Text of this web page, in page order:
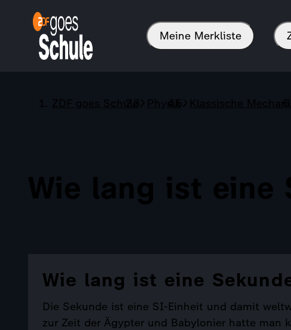
Meine Merkliste
ZDF goes Schule Physik Klassische
Wie lang ist eine
Wie lang ist eine
Die Sekunde ist eine SI-Einheit und damit
zur Zeit der Ägypter und Babylonier hatte man